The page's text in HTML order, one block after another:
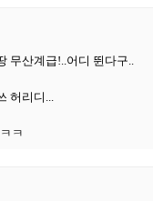
무산계급!..어디 뛴다구..
허리디...
ㅋ